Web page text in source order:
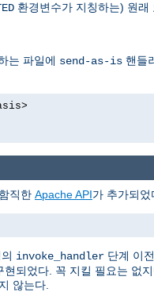
환경변수가 지칭하는) 원
는 파일에 send-as-is 핸들
직한 Apache API가 추가되었
invoke_handler 단계 이
되었다. 꼭 지킬 필요는 없
않는다.